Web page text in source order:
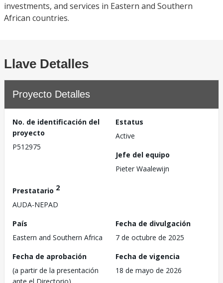
investments, and services in Eastern and Southern
African countries.
Llave Detalles
Proyecto Detalles
No. de identificación del
proyecto
P512975
Estatus
Active
Jefe del equipo
Pieter Waalewijn
Prestatario 2
AUDA-NEPAD
País
Eastern and Southern Africa
Fecha de divulgación
7 de octubre de 2025
Fecha de aprobación
(a partir de la presentación
ante el Directorio)
Fecha de vigencia
18 de mayo de 2026